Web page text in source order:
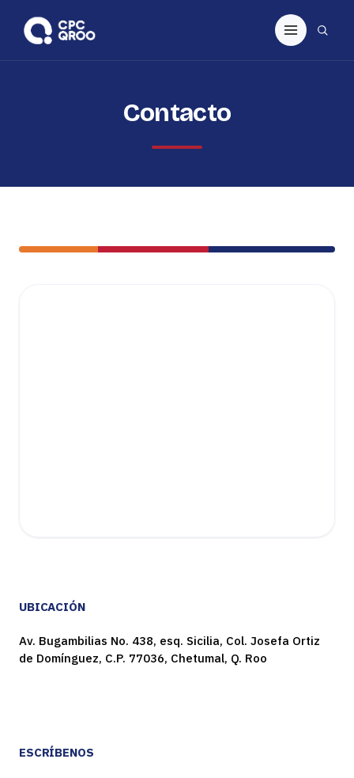
Contacto
UBICACIÓN
Av. Bugambilias No. 438, esq. Sicilia, Col. Josefa Ortiz
de Domínguez, C.P. 77036, Chetumal, Q. Roo
ESCRÍBENOS